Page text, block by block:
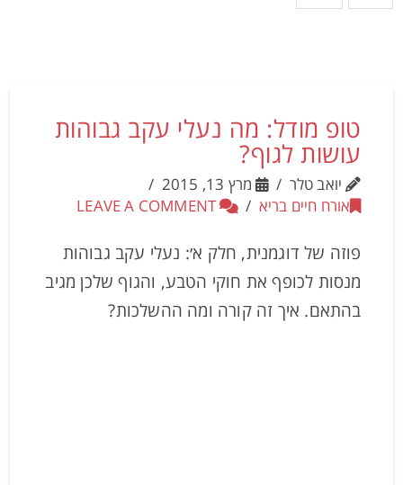
טופ מודל: מה נעלי עקב גבוהות
עושות לגוף?
יואב טלר
מרץ 13, 2015
אורח חיים בריא
LEAVE A COMMENT
פוזה של דוגמנית, חלק א׳: נעלי עקב גבוהות
מנסות לכופף את חוקי הטבע, והגוף שלכן מגיב
בהתאם. איך זה קורה ומה ההשלכות?